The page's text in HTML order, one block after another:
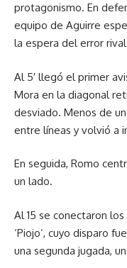
protagonismo. En
equipo de Aguirre
la espera del error
Al 5′ llegó el primer
Mora en la diagonal
desviado. Menos de
entre líneas y volvió a
En seguida, Romo
un lado.
Al 15 se conectaron
‘Piojo’, cuyo disparo
una segunda jugada,